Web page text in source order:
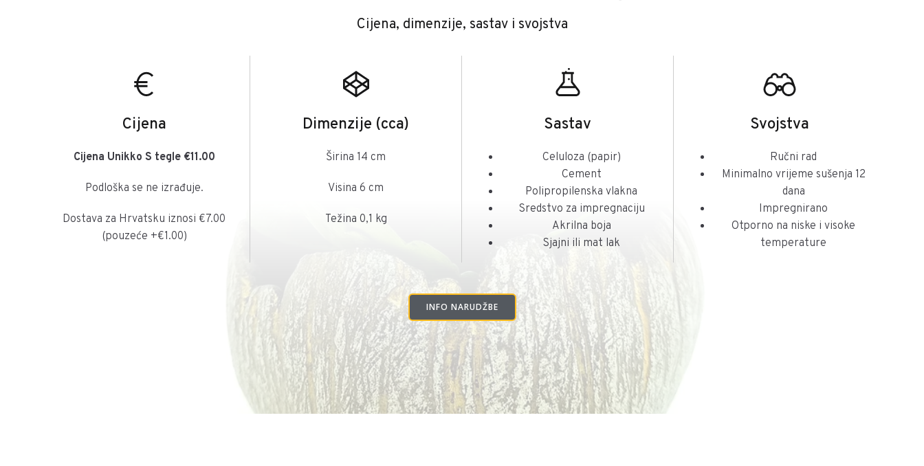
Cijena, dimenzije, sastav i svojstva
Cijena
Cijena Unikko S tegle €11.00
Podloška se ne izrađuje.
Dostava za Hrvatsku iznosi €7.00
(pouzeće +€1.00)
Dimenzije (cca)
Širina 14 cm
Visina 6 cm
Težina 0,1 kg
Sastav
Celuloza (papir)
Cement
Polipropilenska vlakna
Sredstvo za impregnaciju
Akrilna boja
Sjajni ili mat lak
Svojstva
Ručni rad
Minimalno vrijeme sušenja 12
dana
Impregnirano
Otporno na niske i visoke
temperature
INFO NARUDŽBE